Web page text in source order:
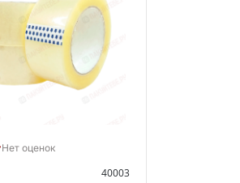
Нет оценок
40003